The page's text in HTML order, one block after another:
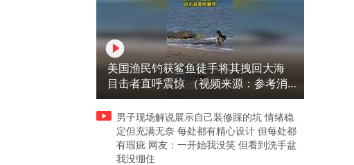
美国渔民钓获鲨鱼徒手将其拽回大海
目击者直呼震惊 （视频来源：参考消
息）
男子现场解说展示自己装修踩的坑 情绪稳
定但充满无奈 每处都有精心设计 但每处都
有瑕疵 网友：一开始我没笑 但看到洗手盆
我没绷住